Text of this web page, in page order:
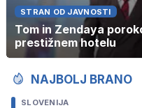
STRAN OD JAVNOSTI
Tom in Zendaya
prestižnem hotelu
NAJBOLJ BRANO
SLOVENIJA